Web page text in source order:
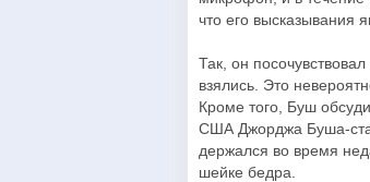
что его высказывания
Так, он
взялись. Это
Кроме того, Буш
США Джорджа Буша-
держался во время
шейке бедра.